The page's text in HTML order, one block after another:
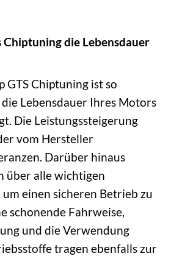
die Lebensdauer
GTS Chiptuning ist so
die Lebensdauer Ihres Motors
Die Leistungssteigerung
vom Hersteller
Darüber hinaus
über alle wichtigen
einen sicheren Betrieb zu
schonende Fahrweise,
und die Verwendung
tragen ebenfalls zur